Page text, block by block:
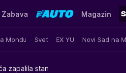
Mondu Svet EX YU Novi Sad na
Zabava Magazin
zapalila stan